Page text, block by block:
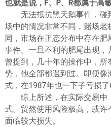
也就是说，F、P、R都属于高
无法抵抗黑天鹅事件，
场中的情况非常不同，赌场
同，市场在正态分布中存在
事件。一旦不利的肥尾出现
曾提到，几十年的操作中，
势，他全部都遇到过。即便
式，在1987年也一下子亏损了
综上所述，在实际交易
式。贸然使用风险极高，或
面临较大损失。